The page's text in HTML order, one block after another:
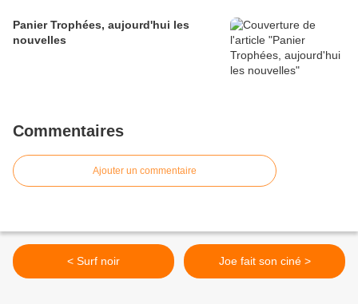
Panier Trophées, aujourd'hui les
nouvelles
Commentaires
Ajouter un commentaire
< Surf noir Joe fait son ciné >